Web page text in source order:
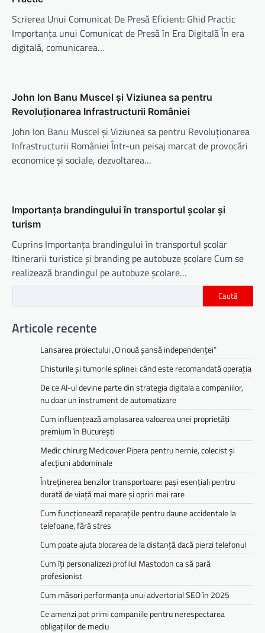
Scrierea Unui Comunicat De Presă Eficient: Ghid Practic
Importanța unui Comunicat de Presă în Era Digitală În era
digitală, comunicarea…
John Ion Banu Muscel și Viziunea sa pentru
Revoluționarea Infrastructurii României
John Ion Banu Muscel și Viziunea sa pentru Revoluționarea
Infrastructurii României Într-un peisaj marcat de provocări
economice și sociale, dezvoltarea…
Importanța brandingului în transportul școlar și
turism
Cuprins Importanța brandingului în transportul școlar
Itinerarii turistice și branding pe autobuze școlare Cum se
realizează brandingul pe autobuze școlare…
Caută
Articole recente
Lansarea proiectului „O nouă șansă independenței”
Chisturile și tumorile splinei: când este recomandată operația
De ce AI-ul devine parte din strategia digitala a companiilor,
nu doar un instrument de automatizare
Cum influențează amplasarea valoarea unei proprietăți
premium în București
Medic chirurg Medicover Pipera pentru hernie, colecist și
afecțiuni abdominale
Întreținerea benzilor transportoare: pași esențiali pentru
durată de viață mai mare și opriri mai rare
Cum funcționează reparațiile pentru daune accidentale la
telefoane, fără stres
Cum poate ajuta blocarea de la distanță dacă pierzi telefonul
Cum îți personalizezi profilul Mastodon ca să pară
profesionist
Cum măsori performanța unui advertorial SEO în 2025
Ce amenzi pot primi companiile pentru nerespectarea
obligațiilor de mediu­­